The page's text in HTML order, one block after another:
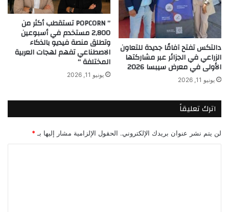
دالتكس تفتح آفاقًا جديدة للتعاون
الزراعي في الجزائر عبر مشاركتها
الأولى في معرض سيبسا 2026
يونيو 11, 2026
” POPCORN تستقطب أكثر من
2,800 مستخدم في أسبوعين
وتطلق منصة فيديو بالذكاء
الاصطناعي تفهم لهجات العربية
المختلفة “
يونيو 11, 2026
اترك تعليقاً
لن يتم نشر عنوان بريدك الإلكتروني. الحقول الإلزامية مشار إليها بـ *